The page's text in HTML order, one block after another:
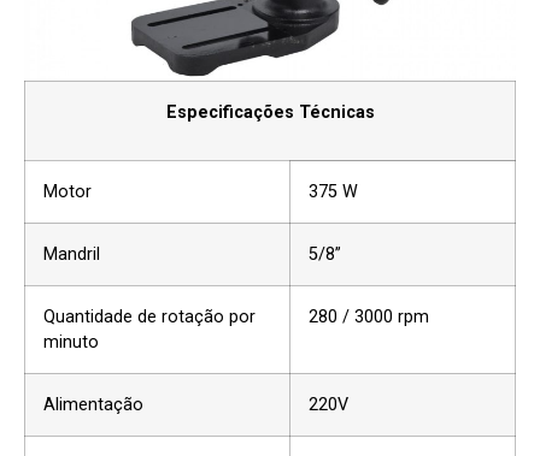
Especificações Técnicas
Motor 375 W
Mandril 5/8”
Quantidade de rotação por
minuto
280 / 3000 rpm
Alimentação 220V